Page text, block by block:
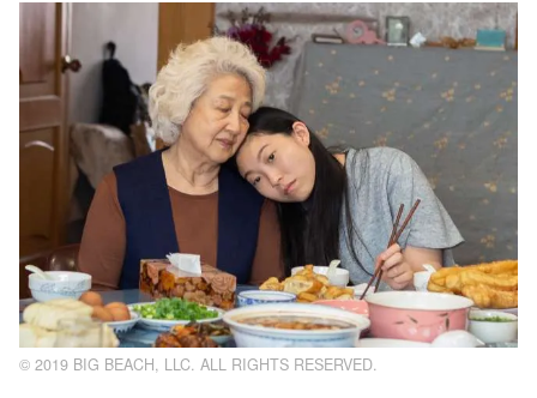
© 2019 BIG BEACH, LLC. ALL RIGHTS RESERVED.